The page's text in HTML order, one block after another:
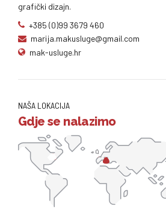
grafički dizajn.
+385 (0)99 3679 460
marija.makusluge@gmail.com
mak-usluge.hr
NAŠA LOKACIJA
Gdje se nalazimo